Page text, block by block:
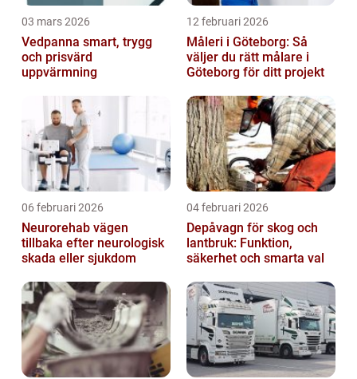
03 mars 2026
Vedpanna smart, trygg
och prisvärd
uppvärmning
12 februari 2026
Måleri i Göteborg: Så
väljer du rätt målare i
Göteborg för ditt projekt
06 februari 2026
Neurorehab vägen
tillbaka efter neurologisk
skada eller sjukdom
04 februari 2026
Depåvagn för skog och
lantbruk: Funktion,
säkerhet och smarta val